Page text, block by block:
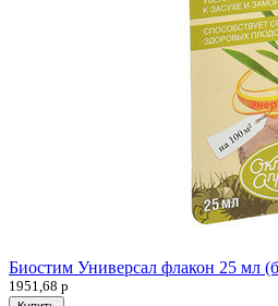
Биостим Универсал флакон 25 мл
1951,68 р